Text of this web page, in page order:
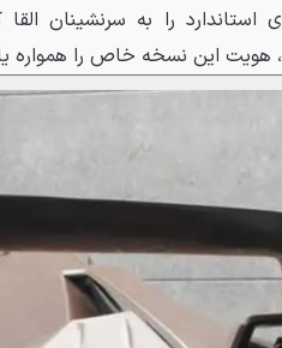
استاندارد را به سرنشینان
هویت این نسخه خاص را همواره